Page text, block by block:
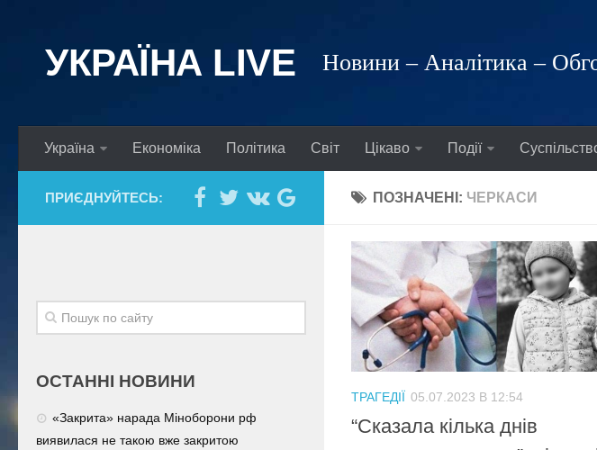
УКРАЇНА LIVE Новини – Аналітика –
Україна Економіка Політика Світ Цікаво Події
ПОЗНАЧЕНІ: ЧЕРКАСИ
ТРАГЕДІЇ 05.07.2023 В 12:54
“Сказала кілька днів
ПРИЄДНУЙТЕСЬ:
ОСТАННІ НОВИНИ
«Закрита» нарада Міноборони рф
виявилася не такою вже закритою